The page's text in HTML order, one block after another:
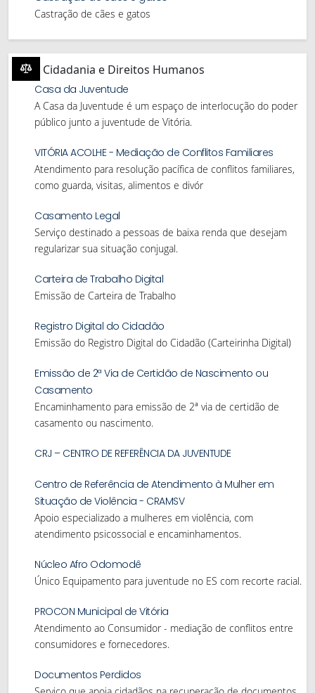
Castração de cães e gatos
Cidadania e Direitos Humanos
Casa da Juventude
A Casa da Juventude é um espaço de interlocução do poder
público junto a juventude de Vitória.
VITÓRIA ACOLHE - Mediação de Conflitos Familiares
Atendimento para resolução pacífica de conflitos familiares,
como guarda, visitas, alimentos e divór
Casamento Legal
Serviço destinado a pessoas de baixa renda que desejam
regularizar sua situação conjugal.
Carteira de Trabalho Digital
Emissão de Carteira de Trabalho
Registro Digital do Cidadão
Emissão do Registro Digital do Cidadão (Carteirinha Digital)
Emissão de 2ª Via de Certidão de Nascimento ou
Casamento
Encaminhamento para emissão de 2ª via de certidão de
casamento ou nascimento.
CRJ – CENTRO DE REFERÊNCIA DA JUVENTUDE
Centro de Referência de Atendimento à Mulher em
Situação de Violência - CRAMSV
Apoio especializado a mulheres em violência, com
atendimento psicossocial e encaminhamentos.
Núcleo Afro Odomodê
Único Equipamento para juventude no ES com recorte racial.
PROCON Municipal de Vitória
Atendimento ao Consumidor - mediação de conflitos entre
consumidores e fornecedores.
Documentos Perdidos